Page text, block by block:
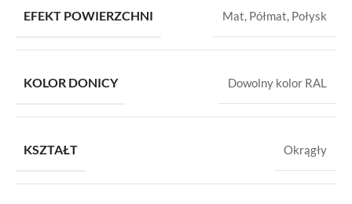
EFEKT POWIERZCHNI Mat Półmat Połysk
KOLOR DONICY Dowolny kolor RAL
KSZTAŁT Okrągły